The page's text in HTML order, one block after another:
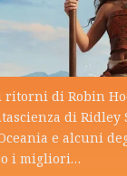
ritorni di Robin
di Ridley
e alcuni
i migliori…